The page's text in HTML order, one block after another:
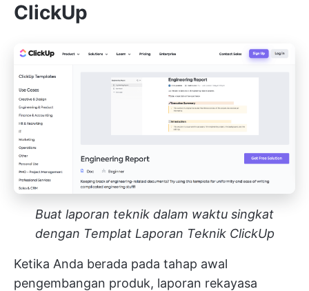
ClickUp
Buat laporan teknik dalam waktu singkat
dengan Templat Laporan Teknik ClickUp
Ketika Anda berada pada tahap awal
pengembangan produk, laporan rekayasa